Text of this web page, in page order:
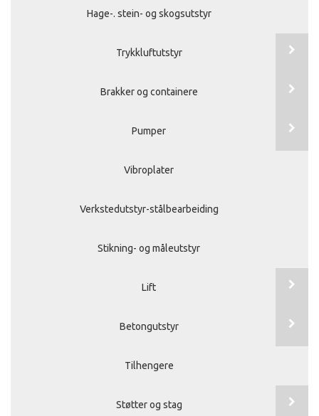
Hage-. stein- og skogsutstyr
Trykkluftutstyr
Brakker og containere
Pumper
Vibroplater
Verkstedutstyr-stålbearbeiding
Stikning- og måleutstyr
Lift
Betongutstyr
Tilhengere
Støtter og stag